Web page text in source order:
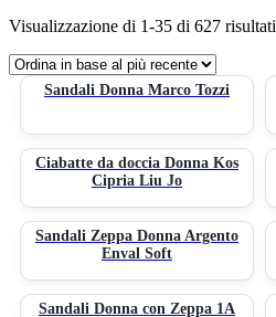
Visualizzazione di 1-35 di 627 risultati
Sandali Donna Marco Tozzi
Ciabatte da doccia Donna Kos
Cipria Liu Jo
Sandali Zeppa Donna Argento
Enval Soft
Sandali Donna con Zeppa 1A